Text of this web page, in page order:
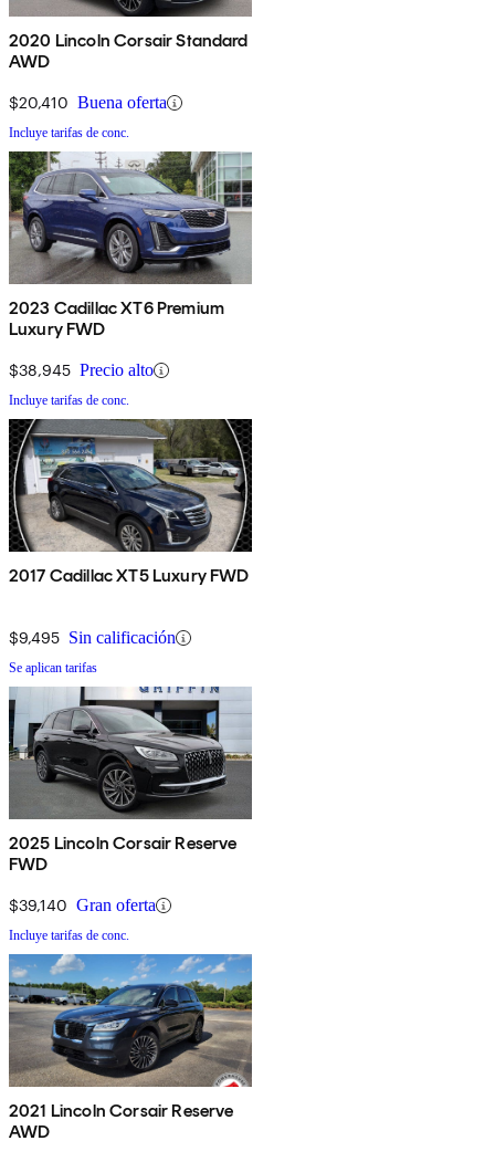
2020 Lincoln Corsair Standard
AWD
$20,410 Buena oferta
Incluye tarifas de conc.
2023 Cadillac XT6 Premium
Luxury FWD
$38,945 Precio alto
Incluye tarifas de conc.
2017 Cadillac XT5 Luxury FWD
$9,495 Sin calificación
Se aplican tarifas
2025 Lincoln Corsair Reserve
FWD
$39,140 Gran oferta
Incluye tarifas de conc.
2021 Lincoln Corsair Reserve
AWD